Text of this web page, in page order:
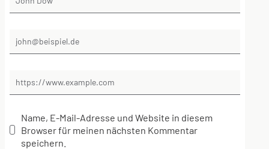
Name, E-Mail-Adresse und Website in diesem
Browser für meinen nächsten Kommentar
speichern.